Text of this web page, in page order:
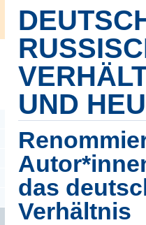
UND
das
Verhältnis